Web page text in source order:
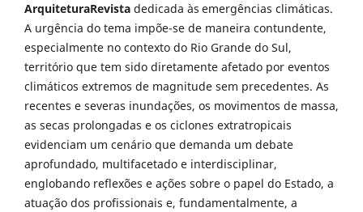
ArquiteturaRevista dedicada às emergências climáticas.
A urgência do tema impõe-se de maneira contundente,
especialmente no contexto do Rio Grande do Sul,
território que tem sido diretamente afetado por eventos
climáticos extremos de magnitude sem precedentes. As
recentes e severas inundações, os movimentos de massa,
as secas prolongadas e os ciclones extratropicais
evidenciam um cenário que demanda um debate
aprofundado, multifacetado e interdisciplinar,
englobando reflexões e ações sobre o papel do Estado, a
atuação dos profissionais e, fundamentalmente, a